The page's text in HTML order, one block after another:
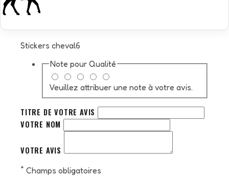
Stickers cheval6
Note pour Qualité
Veuillez attribuer une note à votre avis.
TITRE DE VOTRE AVIS
VOTRE NOM
VOTRE AVIS
* Champs obligatoires